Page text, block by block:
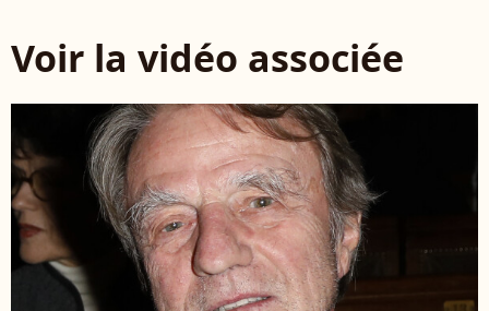
Voir la vidéo associée